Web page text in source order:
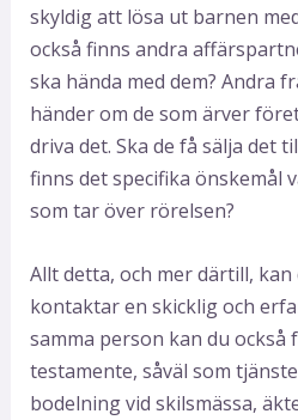
skyldig att lösa ut barnen
också finns andra
ska hända med dem? Andra
händer om de som ärver
driva det. Ska de få sälja det
finns det specifika önskemål
som tar över rörelsen?
Allt detta, och mer därtill,
kontaktar en skicklig och
samma person kan du också
testamente, såväl som
bodelning vid skilsmässa,